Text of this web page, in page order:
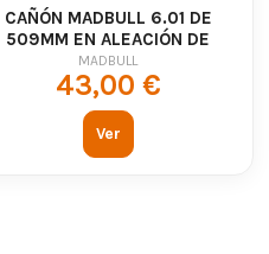
CAÑÓN MADBULL 6.01 DE
509MM EN ALEACIÓN DE
ALUMINIO 7075
MADBULL
43,00 €
Ver